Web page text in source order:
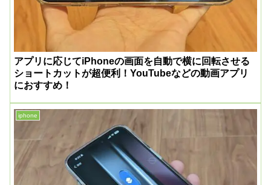
アプリに応じてiPhoneの画面を自動で横に回転させる
ショートカットが超便利！YouTubeなどの動画アプリ
におすすめ！
iphone